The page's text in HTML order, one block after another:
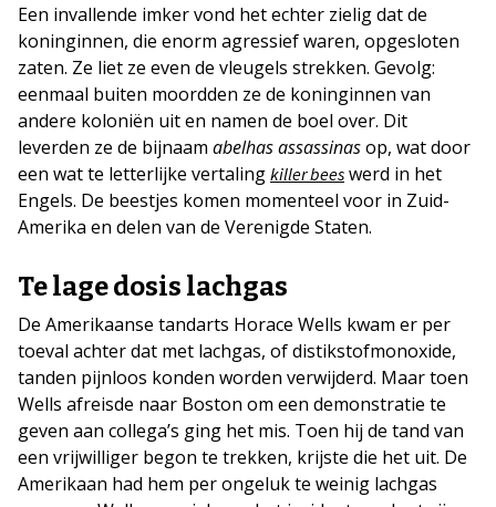
Een invallende imker vond het echter zielig dat de
koninginnen, die enorm agressief waren, opgesloten
zaten. Ze liet ze even de vleugels strekken. Gevolg:
eenmaal buiten moordden ze de koninginnen van
andere koloniën uit en namen de boel over. Dit
leverden ze de bijnaam abelhas assassinasop, wat door
een wat te letterlijke vertaling killer bees werd in het
Engels. De beestjes komen momenteel voor in Zuid-
Amerika en delen van de Verenigde Staten.
Te lage dosis lachgas
De Amerikaanse tandarts Horace Wells kwam er per
toeval achter dat met lachgas, of distikstofmonoxide,
tanden pijnloos konden worden verwijderd. Maar toen
Wells afreisde naar Boston om een demonstratie te
geven aan collega’s ging het mis. Toen hij de tand van
een vrijwilliger begon te trekken, krijste die het uit. De
Amerikaan had hem per ongeluk te weinig lachgas